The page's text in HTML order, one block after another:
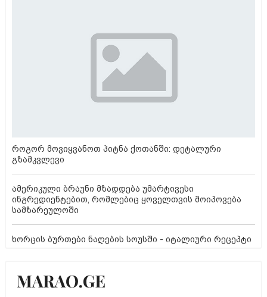
როგორ მოვიყვანოთ პიტნა ქოთანში: დეტალური
გზამკვლევი
ამერიკული ბრაუნი მზადდება უმარტივესი
ინგრედიენტებით, რომლებიც ყოველთვის მოიპოვება
სამზარეულოში
ხორცის ბურთები ნაღების სოუსში - იტალიური რეცეპტი